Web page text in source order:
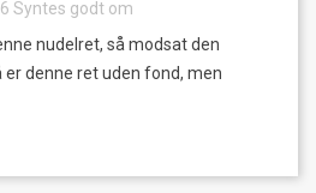
Syntes godt om
nudelret, så modsat den
denne ret uden fond, men